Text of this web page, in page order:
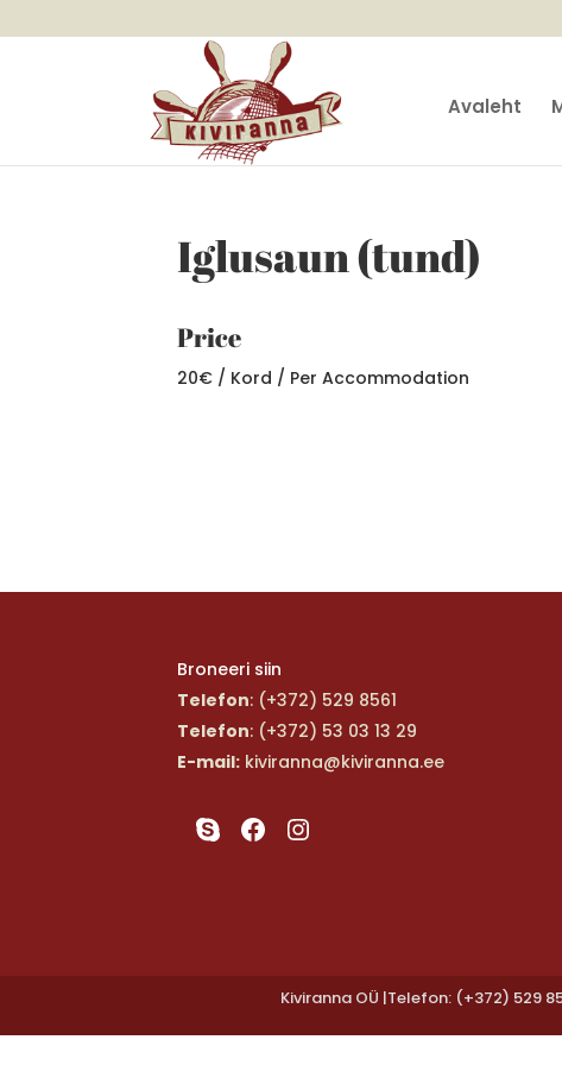
Avaleht
Iglusaun (tund)
Price
20€/ Kord / Per Accommodation
Broneeri siin
Telefon: (+372) 529 8561
Telefon: (+372) 53 03 13 29
E-mail:kiviranna@kiviranna.ee
SkypeFacebook
Instagram
Kiviranna OÜ |Telefon: (+372) 529